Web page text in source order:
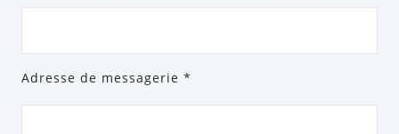
Adresse de messagerie *